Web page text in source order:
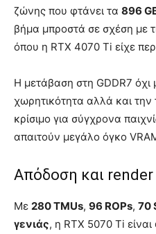
ζώνης που φτάνει τα 896
βήμα μπροστά σε σχέση με
όπου η RTX 4070 Ti είχε
Η μετάβαση στη GDDR7 όχι
χωρητικότητα αλλά και την
κρίσιμο για σύγχρονα
απαιτούν μεγάλο όγκο
Απόδοση και
Με 280 TMUs, 96 ROPs, 70
γενιάς, η RTX 5070 Ti